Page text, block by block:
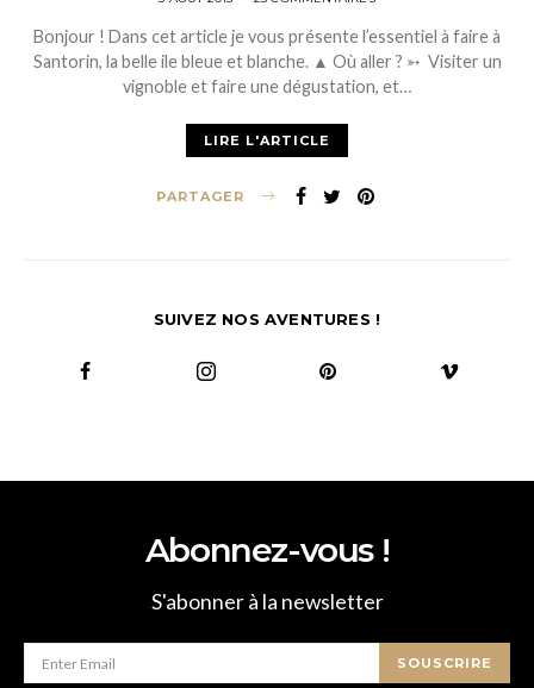
Bonjour ! Dans cet article je vous présente l’essentiel à faire à
Santorin, la belle ile bleue et blanche. ▲ Où aller ? ➳ Visiter un
vignoble et faire une dégustation, et…
LIRE L'ARTICLE
PARTAGER
SUIVEZ NOS AVENTURES !
Abonnez-vous !
S'abonner à la newsletter
SOUSCRIRE